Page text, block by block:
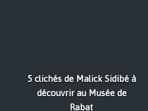
5 clichés de Malick Sidibé à
découvrir au Musée de
Rabat